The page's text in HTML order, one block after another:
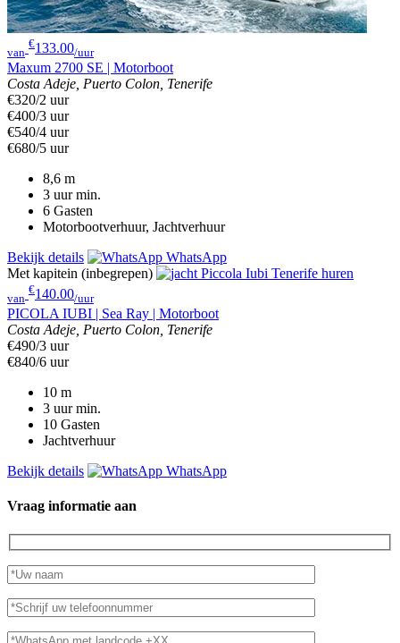
van
€133.00/uur
Maxum 2700 SE | Motorboot
Costa Adeje, Puerto Colon, Tenerife
€320/2 uur
€400/3 uur
€540/4 uur
€680/5 uur
8,6 m
3 uur min.
6 Gasten
Motorbootverhuur, Jachtverhuur
Bekijk details
WhatsApp
Met kapitein (inbegrepen)
van
€140.00/uur
PICOLA IUBI | Sea Ray | Motorboot
Costa Adeje, Puerto Colon, Tenerife
€490/3 uur
€840/6 uur
10 m
3 uur min.
10 Gasten
Jachtverhuur
Bekijk details
WhatsApp
Vraag informatie aan